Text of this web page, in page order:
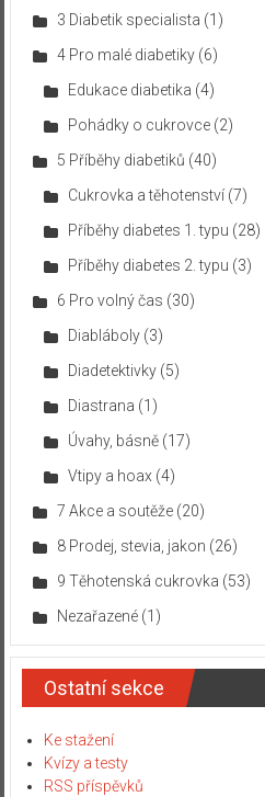
3 Diabetik specialista (1)
4 Pro malé diabetiky(6)
Edukace diabetika (4)
Pohádky o cukrovce(2)
5 Příběhy diabetiků (40)
Cukrovka a těhotenství(7)
Příběhy diabetes 1. typu (28)
Příběhy diabetes 2. typu (3)
6 Pro volný čas (30)
Diabláboly(3)
Diadetektivky(5)
Diastrana (1)
Úvahy, básně(17)
Vtipy a hoax (4)
7 Akce a soutěže(20)
8 Prodej, stevia, jakon (26)
9 Těhotenská cukrovka (53)
Nezařazené(1)
Ostatní sekce
Ke stažení
Kvízy a testy
RSS příspěvků